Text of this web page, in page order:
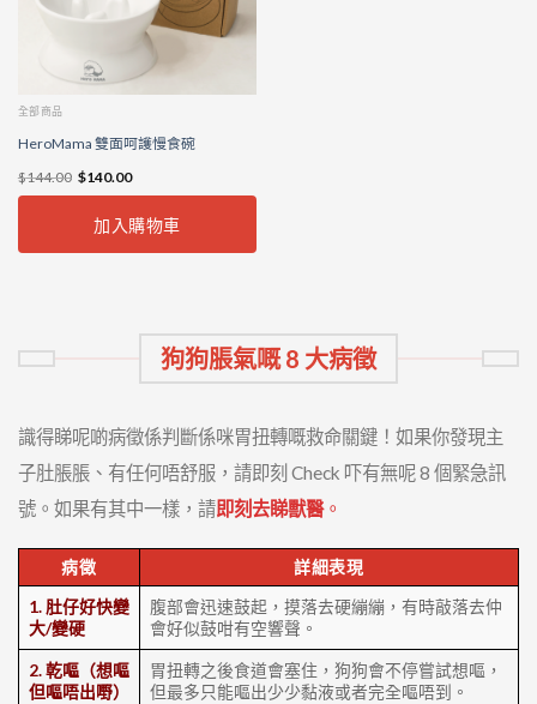
全部商品
HeroMama 雙面呵護慢食碗
$144.00 $140.00
加入購物車
狗狗脹氣嘅 8 大病徵
識得睇呢啲病徵係判斷係咪胃扭轉嘅救命關鍵！如果你發現主
子肚脹脹、有任何唔舒服，請即刻 Check 吓有無呢 8 個緊急訊
號。如果有其中一樣，請即刻去睇獸醫。
病徵
詳細表現
1. 肚仔好快變
大/變硬
腹部會迅速鼓起，摸落去硬繃繃，有時敲落去仲
會好似鼓咁有空響聲。
2. 乾嘔（想嘔
但嘔唔出嘢）
胃扭轉之後食道會塞住，狗狗會不停嘗試想嘔，
但最多只能嘔出少少黏液或者完全嘔唔到。